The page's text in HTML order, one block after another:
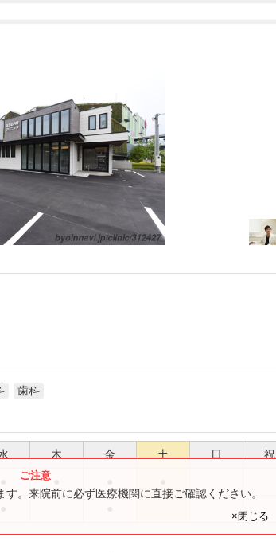
歯科
木 金 土 日 祝
。来院前に必ず医療機関に直接ご確認ください。
×閉じる